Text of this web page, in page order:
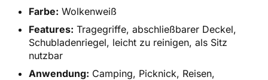
Farbe: Wolkenweiß
Features: Tragegriffe, abschließbarer Deckel,
Schubladenriegel, leicht zu reinigen, als Sitz
nutzbar
Anwendung: Camping, Picknick, Reisen,